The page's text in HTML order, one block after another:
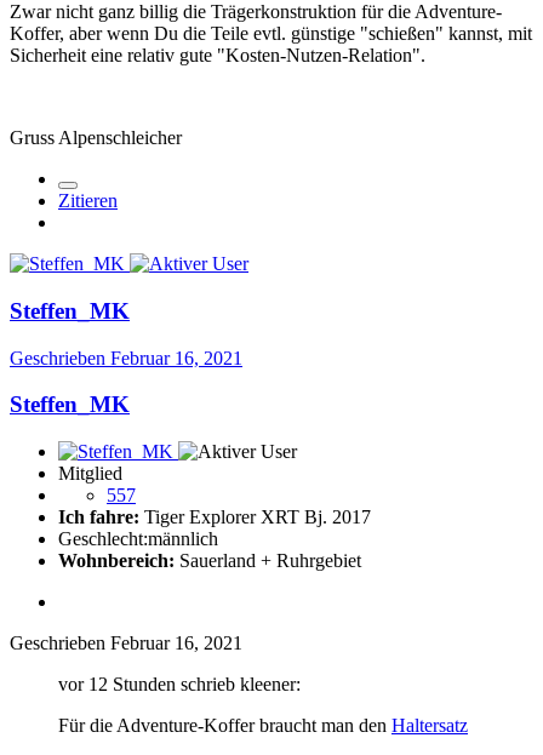
Zwar nicht ganz billig die Trägerkonstruktion für die Adventure-
Koffer, aber wenn Du die Teile evtl. günstige "schießen" kannst, mit
Sicherheit eine relativ gute "Kosten-Nutzen-Relation".
Gruss Alpenschleicher
Zitieren
Steffen_MK
Geschrieben Februar 16, 2021
Steffen_MK
Mitglied
557
Ich fahre: Tiger Explorer XRT Bj. 2017
Geschlecht:männlich
Wohnbereich: Sauerland + Ruhrgebiet
Geschrieben Februar 16, 2021
vor 12 Stunden schrieb kleener:
Für die Adventure-Koffer braucht man den Haltersatz